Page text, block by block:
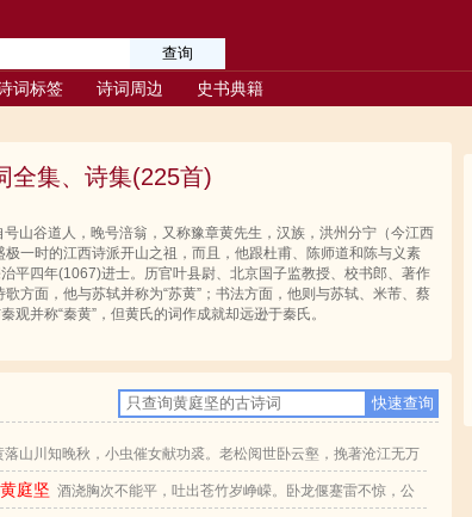
词标签 诗词周边
史书典籍
全集、诗集(225首)
山谷道人，晚号涪翁，又称豫章黄先生，汉族，洪州分宁（今江西
一时的江西诗派开山之祖，而且，他跟杜甫、陈师道和陈与义素
平四年(1067)进士。历官叶县尉、北京国子监教授、校书郎、著作
方面，他与苏轼并称为“苏黄”；书法方面，他则与苏轼、米芾、蔡
观并称“秦黄”，但黄氏的词作成就却远逊于秦氏。
落山川知晚秋，小虫催女献功裘。老松阅世卧云壑，挽著沧江无万
黄庭坚 酒浇胸次不能平，吐出苍竹岁峥嵘。卧龙偃蹇雷不惊，公